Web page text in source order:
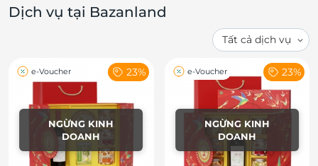
Dịch vụ tại Bazanland
NGỪNG KINH
DOANH
e-Voucher 23%
NGỪNG KINH
DOANH
e-Voucher 23%